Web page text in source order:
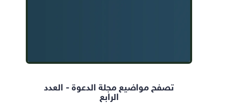
تصفح مواضيع مجلة الدعوة - العدد
الرابع